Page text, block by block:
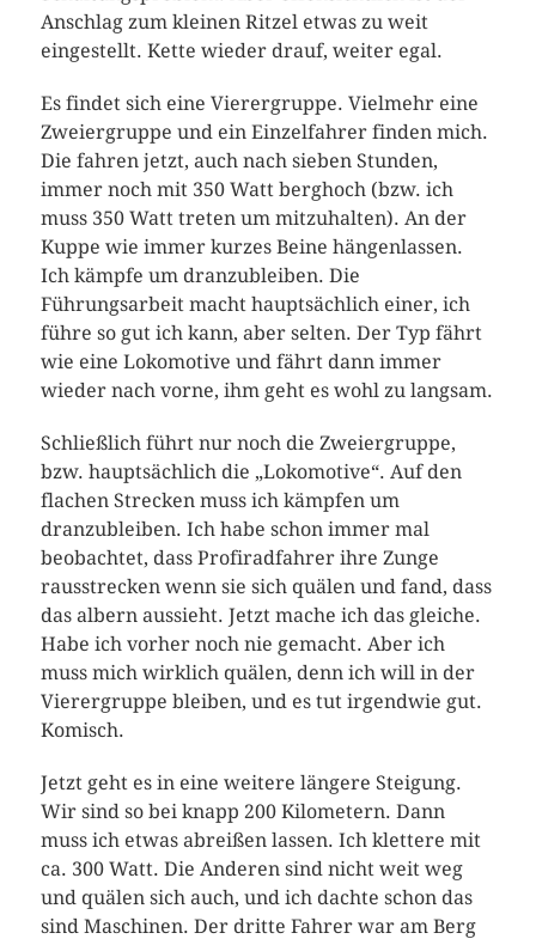
Anschlag zum kleinen Ritzel etwas zu weit
eingestellt. Kette wieder drauf, weiter egal.
Es findet sich eine Vierergruppe. Vielmehr eine
Zweiergruppe und ein Einzelfahrer finden mich.
Die fahren jetzt, auch nach sieben Stunden,
immer noch mit 350 Watt berghoch (bzw. ich
muss 350 Watt treten um mitzuhalten). An der
Kuppe wie immer kurzes Beine hängenlassen.
Ich kämpfe um dranzubleiben. Die
Führungsarbeit macht hauptsächlich einer, ich
führe so gut ich kann, aber selten. Der Typ fährt
wie eine Lokomotive und fährt dann immer
wieder nach vorne, ihm geht es wohl zu langsam.
Schließlich führt nur noch die Zweiergruppe,
bzw. hauptsächlich die „Lokomotive“. Auf den
flachen Strecken muss ich kämpfen um
dranzubleiben. Ich habe schon immer mal
beobachtet, dass Profiradfahrer ihre Zunge
rausstrecken wenn sie sich quälen und fand, dass
das albern aussieht. Jetzt mache ich das gleiche.
Habe ich vorher noch nie gemacht. Aber ich
muss mich wirklich quälen, denn ich will in der
Vierergruppe bleiben, und es tut irgendwie gut.
Komisch.
Jetzt geht es in eine weitere längere Steigung.
Wir sind so bei knapp 200 Kilometern. Dann
muss ich etwas abreißen lassen. Ich klettere mit
ca. 300 Watt. Die Anderen sind nicht weit weg
und quälen sich auch, und ich dachte schon das
sind Maschinen. Der dritte Fahrer war am Berg